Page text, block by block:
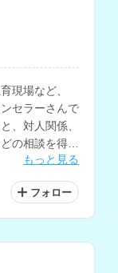
現場など、
セラーさんで
、対人関係、
の相談を得意
もっと見る
フォロー